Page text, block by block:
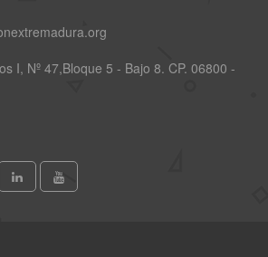
I, Nº 47,Bloque 5 - Bajo 8. CP. 06800 -